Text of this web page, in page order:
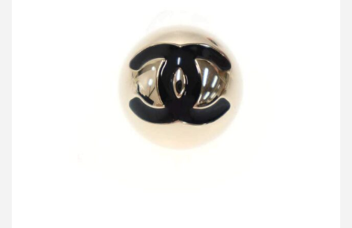
シャネル B25 ココマークピアス
買取金額20,000円
詳しく見る